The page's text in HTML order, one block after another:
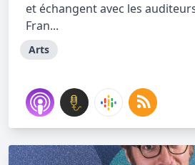
et échangent avec les
Fran...
Arts